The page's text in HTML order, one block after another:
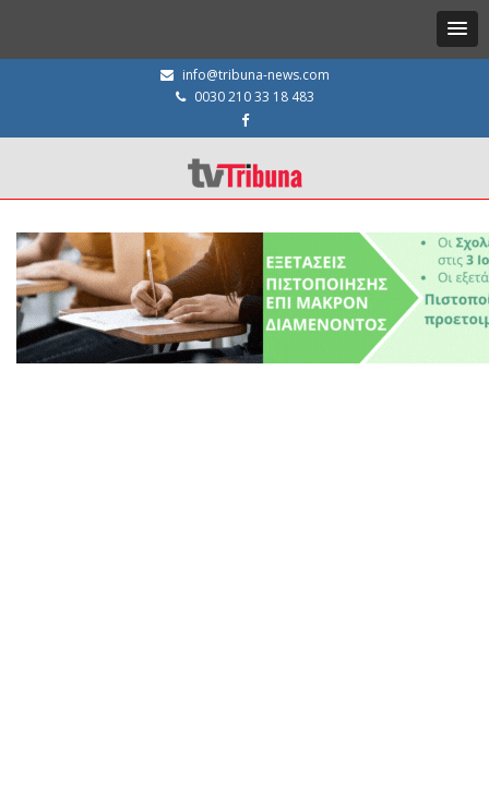
info@tribuna-news.com
0030 210 33 18 483